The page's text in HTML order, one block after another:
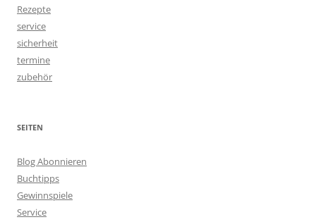
Rezepte
service
sicherheit
termine
zubehör
SEITEN
Blog Abonnieren
Buchtipps
Gewinnspiele
Service